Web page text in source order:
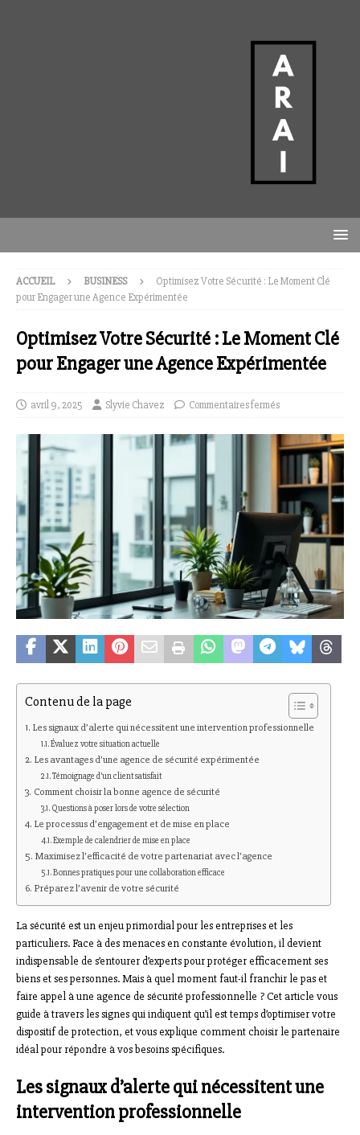
ACCUEIL BUSINESS
Optimisez Votre Sécurité : Le Moment Clé
pour Engager une Agence Expérimentée
Optimisez Votre Sécurité : Le Moment Clé
pour Engager une Agence Expérimentée
avril 9, 2025 Slyvie Chavez Commentaires fermés
Contenu de la page
Les signaux d’alerte qui nécessitent une intervention professionnelle
Évaluez votre situation actuelle
Les avantages d’une agence de sécurité expérimentée
Témoignage d’un client satisfait
Comment choisir la bonne agence de sécurité
Questions à poser lors de votre sélection
Le processus d’engagement et de mise en place
Exemple de calendrier de mise en place
Maximisez l’efficacité de votre partenariat avec l’agence
Bonnes pratiques pour une collaboration efficace
Préparez l’avenir de votre sécurité
La sécurité est un enjeu primordial pour les entreprises et les
particuliers. Face à des menaces en constante évolution, il devient
indispensable de s’entourer d’experts pour protéger efficacement ses
biens et ses personnes. Mais à quel moment faut-il franchir le pas et
faire appel à une agence de sécurité professionnelle ? Cet article vous
guide à travers les signes qui indiquent qu’il est temps d’optimiser votre
dispositif de protection, et vous explique comment choisir le partenaire
idéal pour répondre à vos besoins spécifiques.
Les signaux d’alerte qui nécessitent une
intervention professionnelle